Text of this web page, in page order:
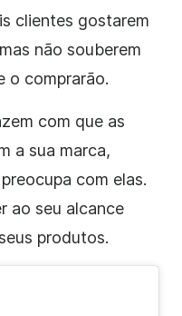
clientes gostarem
não souberem
o comprarão.
com que as
a sua marca,
com elas.
ao seu alcance
produtos.